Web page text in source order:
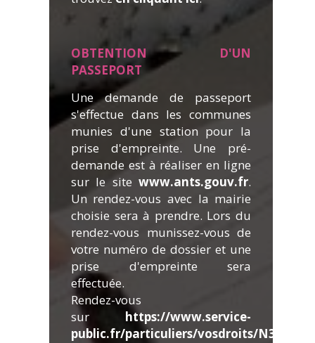
OBTENTION D'UN
PASSEPORT
Une demande de passeport
s'effectue dans les communes
munies d'une station pour la
prise d'empreinte. Une pré-
demande est à réaliser en ligne
sur le sitewww.ants.gouv.fr.
Un rendez-vous avec la mairie
choisie sera à prendre. Lors du
rendez-vous munissez-vous de
votre numéro de dossier et une
prise d'empreinte sera
effectuée.
Rendez-vous
sur https://www.service-
public.fr/particuliers/vosdroits/N360